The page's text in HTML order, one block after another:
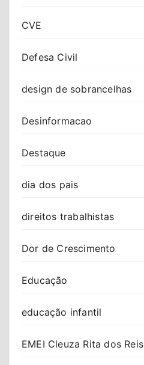
CVE
Defesa Civil
design de sobrancelhas
Desinformacao
Destaque
dia dos pais
direitos trabalhistas
Dor de Crescimento
Educação
educação infantil
EMEI Cleuza Rita dos Reis